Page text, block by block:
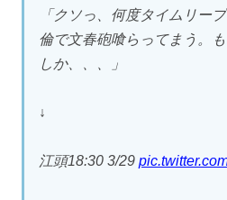
「クソっ、何度タイムリー
倫で文春砲喰らってまう。
しか、、、」
↓
江頭18:30 3/29